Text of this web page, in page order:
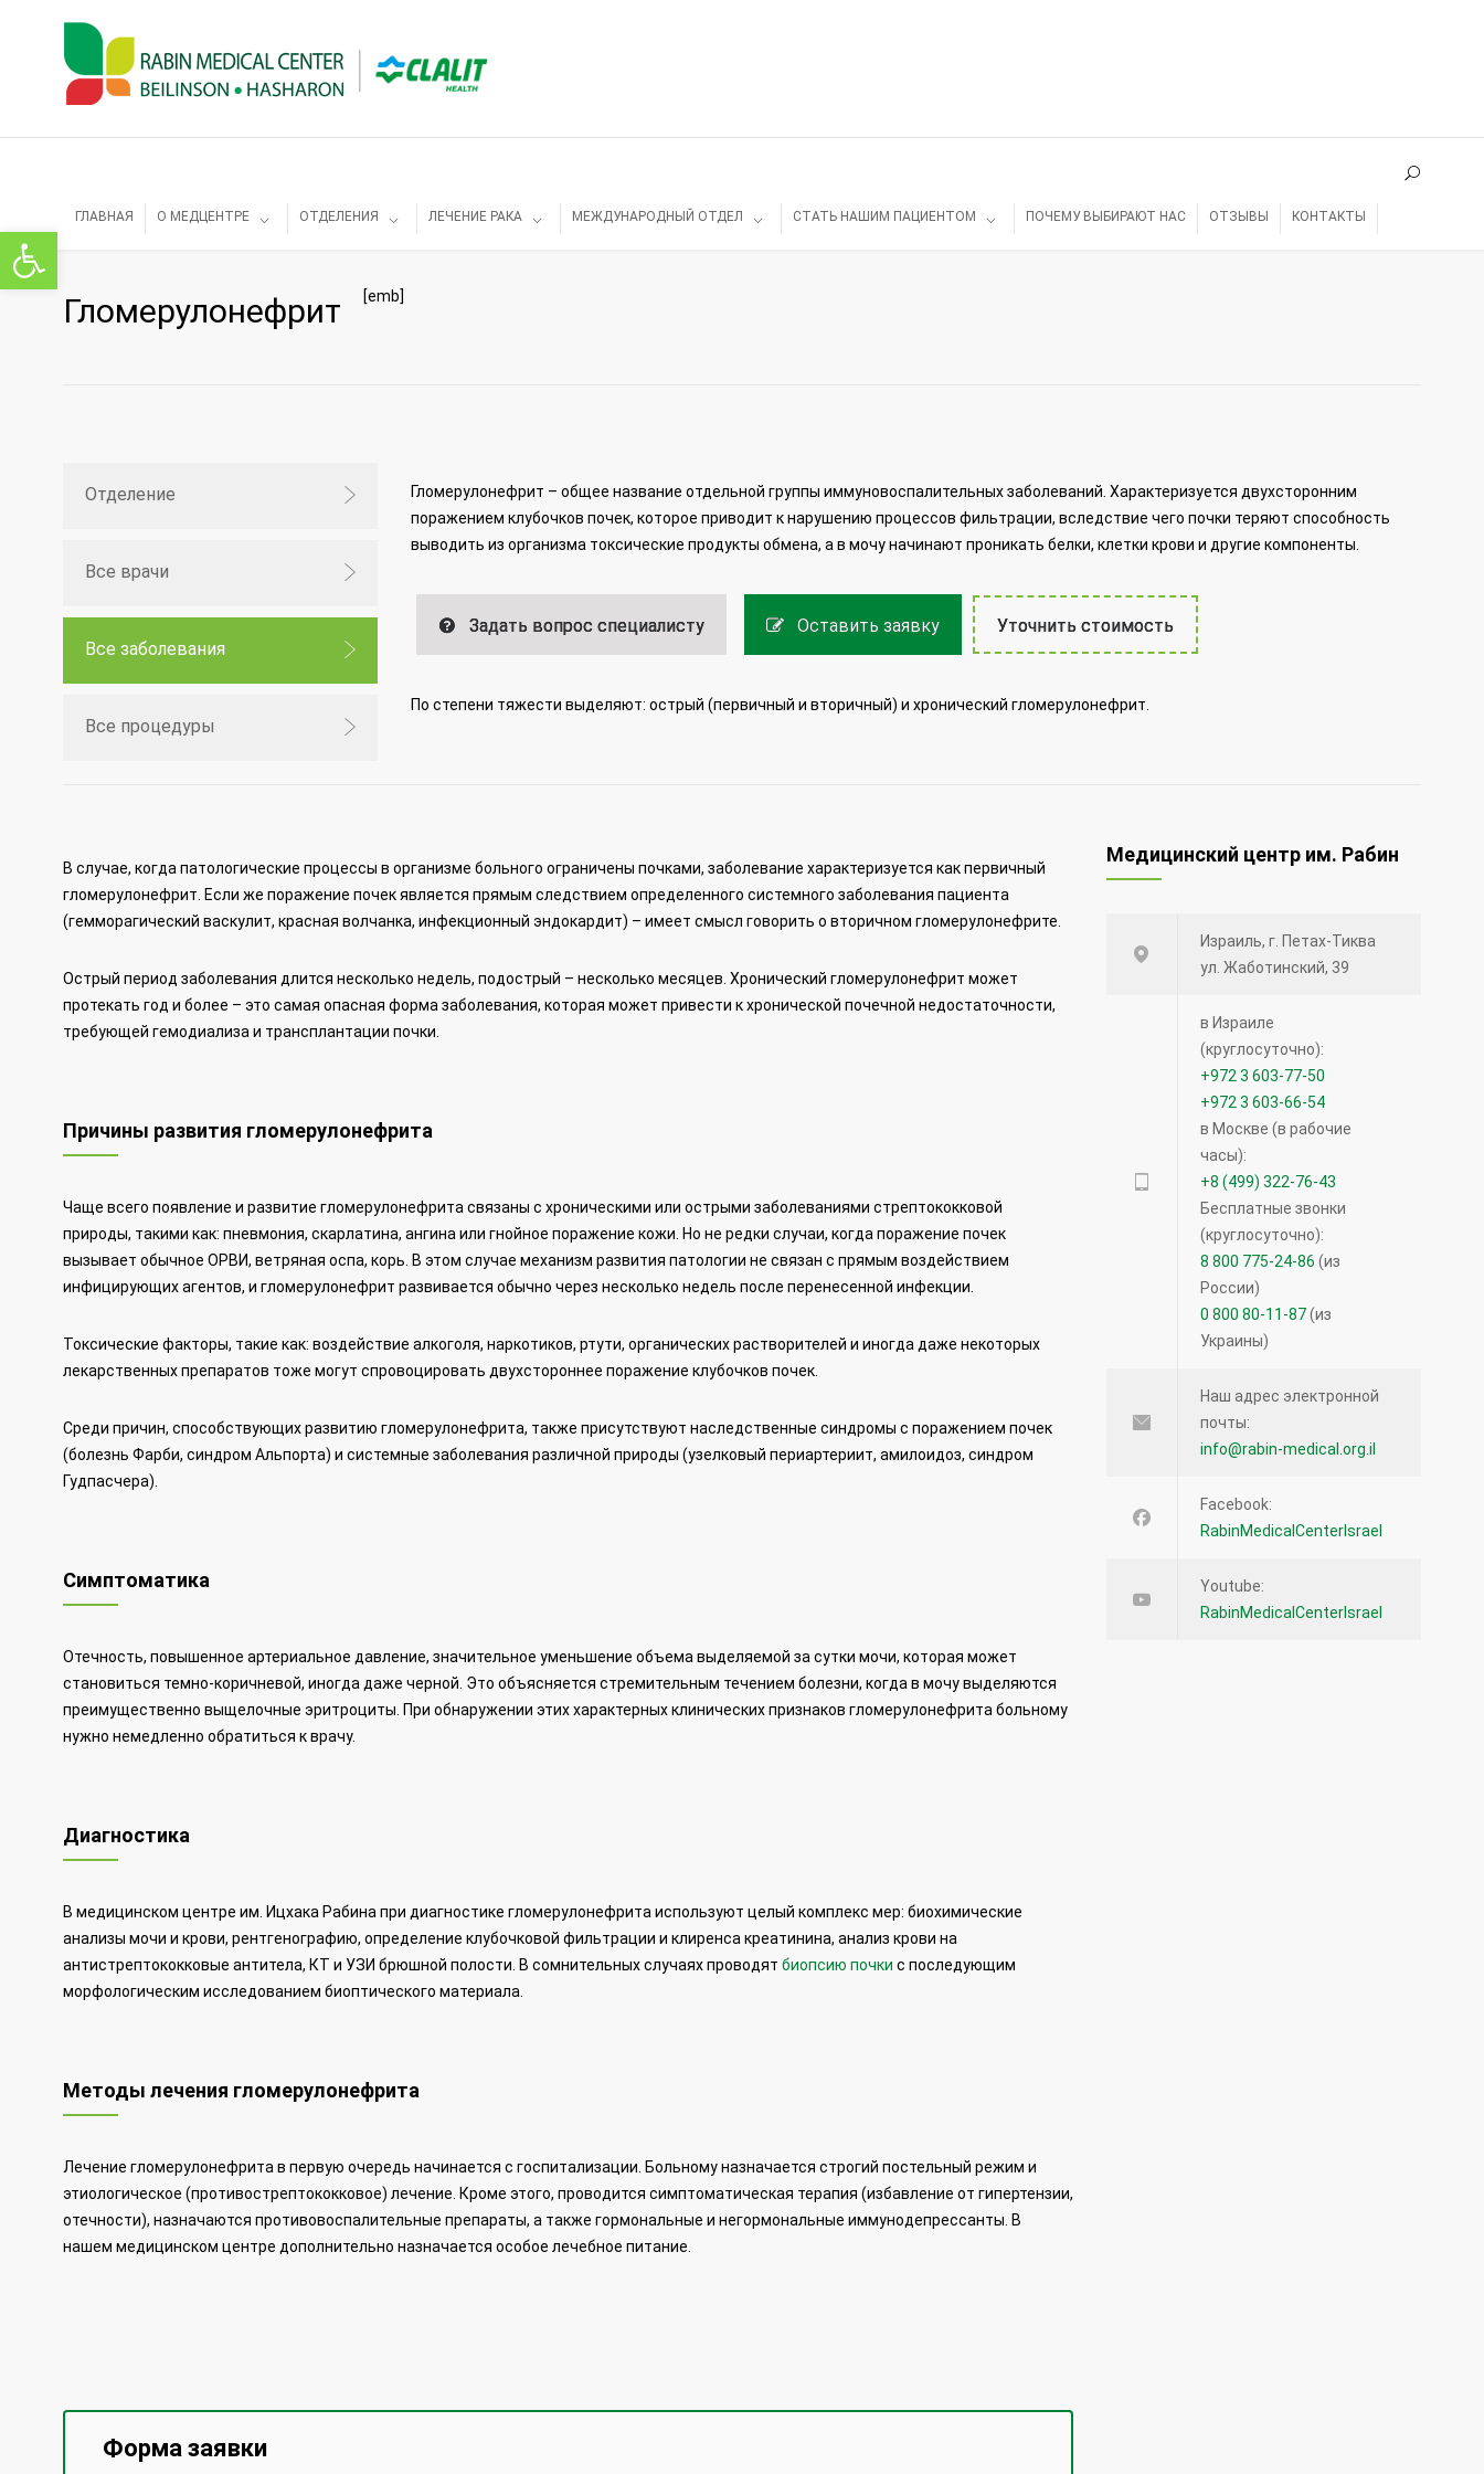
Открыть панель инструментов
ГЛАВНАЯ О МЕДЦЕНТРЕ ОТДЕЛЕНИЯ ЛЕЧЕНИЕ РАКА МЕЖДУНАРОДНЫЙ ОТДЕЛ СТАТЬ НАШИМ ПАЦИЕНТОМ ПОЧЕМУ ВЫБИРАЮТ НАС ОТЗЫВЫ КОНТАКТЫ
Гломерулонефрит [emb]
Отделение
Все врачи
Все заболевания
Все процедуры
Гломерулонефрит – общее название отдельной группы иммуновоспалительных заболеваний. Характеризуется двухсторонним
поражением клубочков почек, которое приводит к нарушению процессов фильтрации, вследствие чего почки теряют способность
выводить из организма токсические продукты обмена, а в мочу начинают проникать белки, клетки крови и другие компоненты.
Задать вопрос специалисту Оставить заявку Уточнить стоимость
По степени тяжести выделяют: острый (первичный и вторичный) и хронический гломерулонефрит.
В случае, когда патологические процессы в организме больного ограничены почками, заболевание характеризуется как первичный
гломерулонефрит. Если же поражение почек является прямым следствием определенного системного заболевания пациента
(гемморагический васкулит, красная волчанка, инфекционный эндокардит) – имеет смысл говорить о вторичном гломерулонефрите.
Острый период заболевания длится несколько недель, подострый – несколько месяцев. Хронический гломерулонефрит может
протекать год и более – это самая опасная форма заболевания, которая может привести к хронической почечной недостаточности,
требующей гемодиализа и трансплантации почки.
Причины развития гломерулонефрита
Чаще всего появление и развитие гломерулонефрита связаны с хроническими или острыми заболеваниями стрептококковой
природы, такими как: пневмония, скарлатина, ангина или гнойное поражение кожи. Но не редки случаи, когда поражение почек
вызывает обычное ОРВИ, ветряная оспа, корь. В этом случае механизм развития патологии не связан с прямым воздействием
инфицирующих агентов, и гломерулонефрит развивается обычно через несколько недель после перенесенной инфекции.
Токсические факторы, такие как: воздействие алкоголя, наркотиков, ртути, органических растворителей и иногда даже некоторых
лекарственных препаратов тоже могут спровоцировать двухстороннее поражение клубочков почек.
Среди причин, способствующих развитию гломерулонефрита, также присутствуют наследственные синдромы с поражением почек
(болезнь Фарби, синдром Альпорта) и системные заболевания различной природы (узелковый периартериит, амилоидоз, синдром
Гудпасчера).
Симптоматика
Отечность, повышенное артериальное давление, значительное уменьшение объема выделяемой за сутки мочи, которая может
становиться темно-коричневой, иногда даже черной. Это объясняется стремительным течением болезни, когда в мочу выделяются
преимущественно выщелочные эритроциты. При обнаружении этих характерных клинических признаков гломерулонефрита больному
нужно немедленно обратиться к врачу.
Диагностика
В медицинском центре им. Ицхака Рабина при диагностике гломерулонефрита используют целый комплекс мер: биохимические
анализы мочи и крови, рентгенографию, определение клубочковой фильтрации и клиренса креатинина, анализ крови на
антистрептококковые антитела, КТ и УЗИ брюшной полости. В сомнительных случаях проводят биопсию почки с последующим
морфологическим исследованием биоптического материала.
Методы лечения гломерулонефрита
Лечение гломерулонефрита в первую очередь начинается с госпитализации. Больному назначается строгий постельный режим и
этиологическое (противострептококковое) лечение. Кроме этого, проводится симптоматическая терапия (избавление от гипертензии,
отечности), назначаются противовоспалительные препараты, а также гормональные и негормональные иммунодепрессанты. В
нашем медицинском центре дополнительно назначается особое лечебное питание.
Форма заявки
Медицинский центр им. Рабин
Израиль, г. Петах-Тиква
ул. Жаботинский, 39
в Израиле
(круглосуточно):
+972 3 603-77-50
+972 3 603-66-54
в Москве (в рабочие
часы):
+8 (499) 322-76-43
Бесплатные звонки
(круглосуточно):
8 800 775-24-86 (из
России)
0 800 80-11-87(из
Украины)
Наш адрес электронной
почты:
info@rabin-medical.org.il
Facebook:
RabinMedicalCenterIsrael
Youtube:
RabinMedicalCenterIsrael